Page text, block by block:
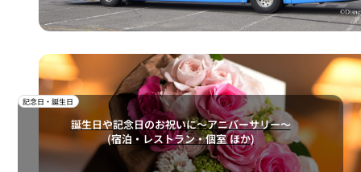
記念日・誕生日
誕生日や記念日のお祝いに～アニバーサリー～
(宿泊・レストラン・個室 ほか)